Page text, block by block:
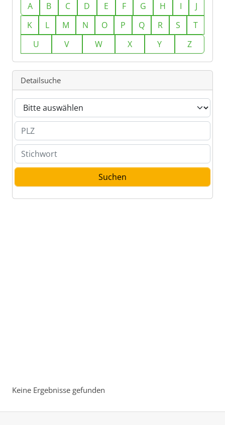
A B C D E F G H I
J
K
L M N O P Q R S
T
U
V W X Y Z
Detailsuche
Branche
PLZ
Stichwort
Keine Ergebnisse gefunden